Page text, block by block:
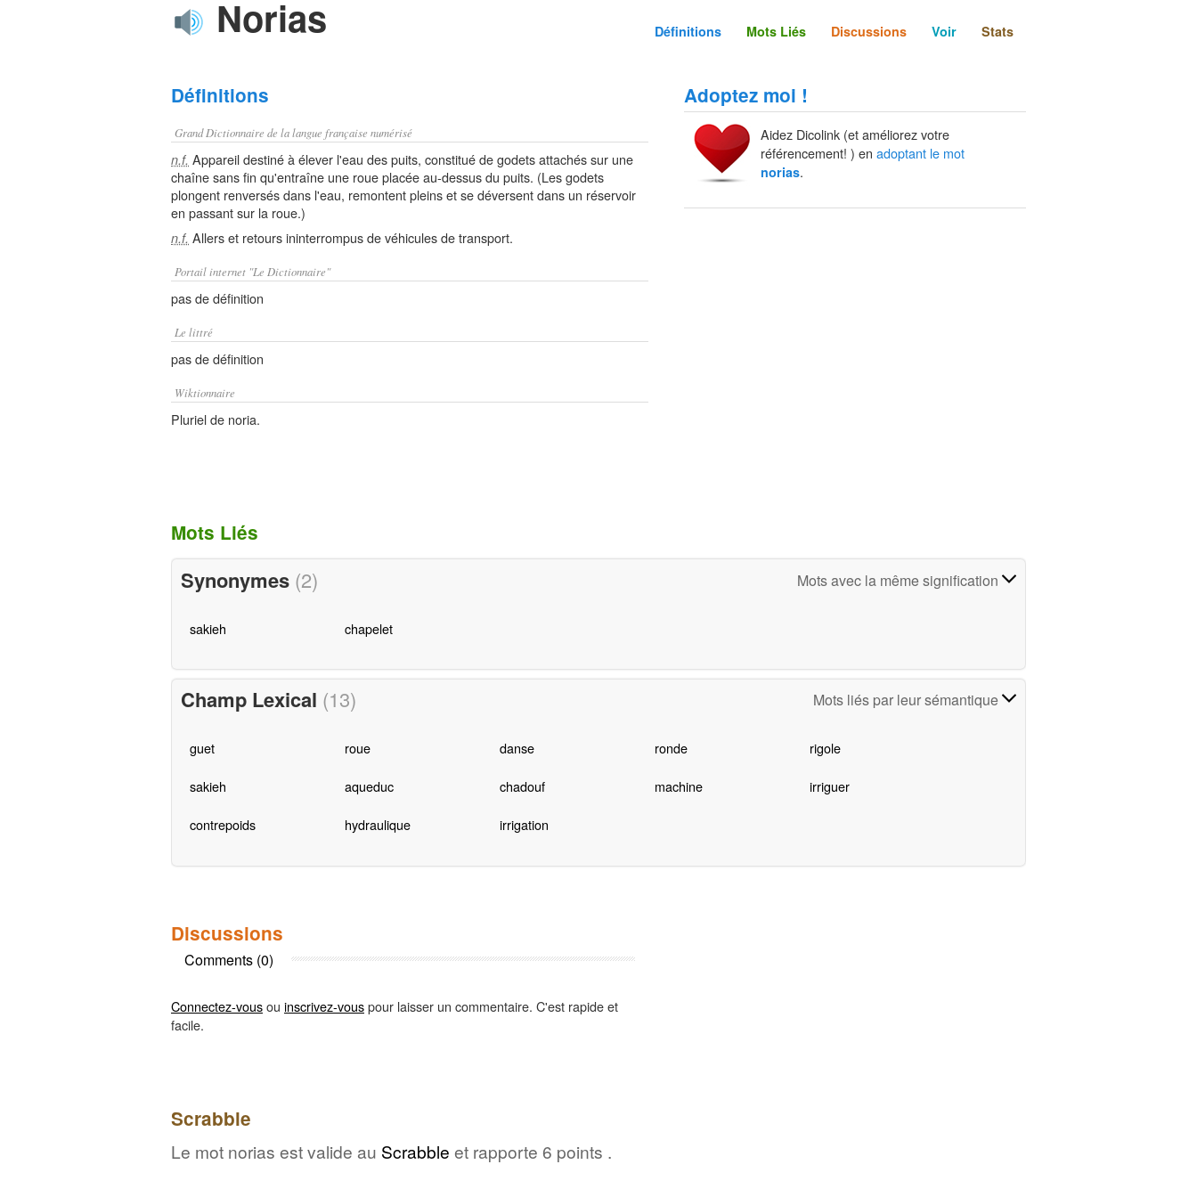
Norias Définitions Mots Liés Discussions Voir Stats
Définitions
Grand Dictionnaire de la langue française numérisé
n.f. Appareil destiné à élever l'eau des puits, constitué de godets attachés sur une
chaîne sans fin qu'entraîne une roue placée au-dessus du puits. (Les godets
plongent renversés dans l'eau, remontent pleins et se déversent dans un réservoir
en passant sur la roue.)
n.f. Allers et retours ininterrompus de véhicules de transport.
Portail internet "Le Dictionnaire"
pas de définition
Le littré
pas de définition
Wiktionnaire
Pluriel de noria.
Adoptez moi !
Aidez Dicolink (et améliorez votre
référencement! ) en adoptant le mot
norias.
Mots Liés
Synonymes (2) Mots avec la même signification
sakieh chapelet
Champ Lexical (13) Mots liés par leur sémantique
guet roue danse ronde rigole
sakieh aqueduc chadouf machine irriguer
contrepoids hydraulique irrigation
Discussions
Comments (0)
Connectez-vousou inscrivez-vouspour laisser un commentaire. C'est rapide et
facile.
Scrabble
Le mot norias est valide au Scrabble et rapporte 6 points .